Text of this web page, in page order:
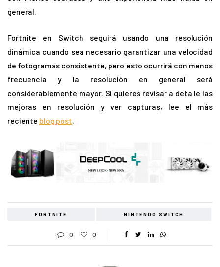
general.
Fortnite en Switch seguirá usando una resolución
dinámica cuando sea necesario garantizar una velocidad
de fotogramas consistente, pero esto ocurrirá con menos
frecuencia y la resolución en general será
considerablemente mayor. Si quieres revisar a detalle las
mejoras en resolución y ver capturas, lee el más
reciente blog post.
FORTNITE NINTENDO SWITCH
0 0